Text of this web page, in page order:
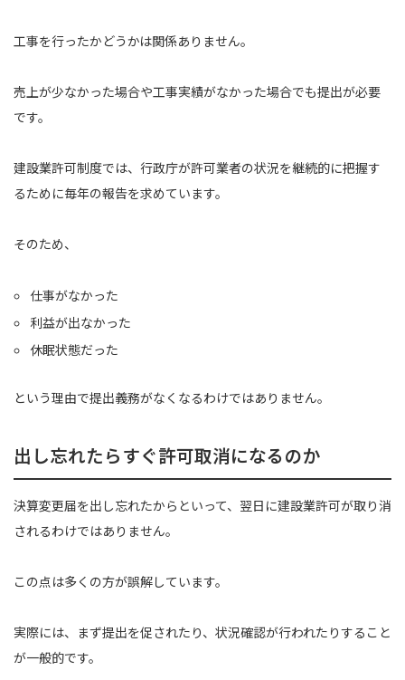
工事を行ったかどうかは関係ありません。
売上が少なかった場合や工事実績がなかった場合でも提出が必要
です。
建設業許可制度では、行政庁が許可業者の状況を継続的に把握す
るために毎年の報告を求めています。
そのため、
仕事がなかった
利益が出なかった
休眠状態だった
という理由で提出義務がなくなるわけではありません。
出し忘れたらすぐ許可取消になるのか
決算変更届を出し忘れたからといって、翌日に建設業許可が取り消
されるわけではありません。
この点は多くの方が誤解しています。
実際には、まず提出を促されたり、状況確認が行われたりすること
が一般的です。